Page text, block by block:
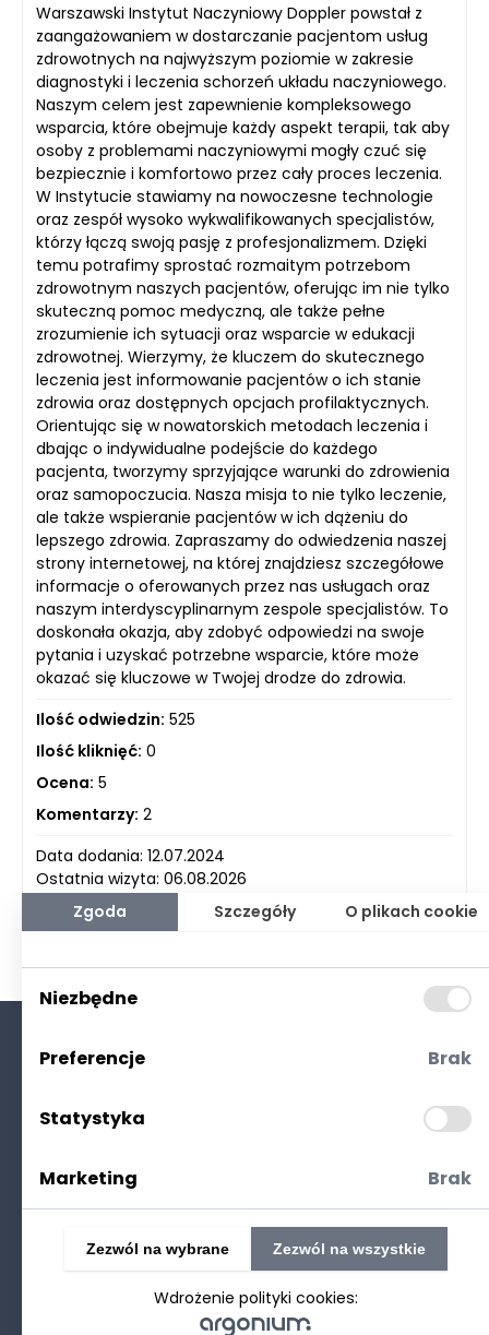
Warszawski Instytut Naczyniowy Doppler powstał z
zaangażowaniem w dostarczanie pacjentom usług
zdrowotnych na najwyższym poziomie w zakresie
diagnostyki i leczenia schorzeń układu naczyniowego.
Naszym celem jest zapewnienie kompleksowego
wsparcia, które obejmuje każdy aspekt terapii, tak aby
osoby z problemami naczyniowymi mogły czuć się
bezpiecznie i komfortowo przez cały proces leczenia.
W Instytucie stawiamy na nowoczesne technologie
oraz zespół wysoko wykwalifikowanych specjalistów,
którzy łączą swoją pasję z profesjonalizmem. Dzięki
temu potrafimy sprostać rozmaitym potrzebom
zdrowotnym naszych pacjentów, oferując im nie tylko
skuteczną pomoc medyczną, ale także pełne
zrozumienie ich sytuacji oraz wsparcie w edukacji
zdrowotnej. Wierzymy, że kluczem do skutecznego
leczenia jest informowanie pacjentów o ich stanie
zdrowia oraz dostępnych opcjach profilaktycznych.
Orientując się w nowatorskich metodach leczenia i
dbając o indywidualne podejście do każdego
pacjenta, tworzymy sprzyjające warunki do zdrowienia
oraz samopoczucia. Nasza misja to nie tylko leczenie,
ale także wspieranie pacjentów w ich dążeniu do
lepszego zdrowia. Zapraszamy do odwiedzenia naszej
strony internetowej, na której znajdziesz szczegółowe
informacje o oferowanych przez nas usługach oraz
naszym interdyscyplinarnym zespole specjalistów. To
doskonała okazja, aby zdobyć odpowiedzi na swoje
pytania i uzyskać potrzebne wsparcie, które może
okazać się kluczowe w Twojej drodze do zdrowia.
Ilość odwiedzin: 525
Ilość kliknięć: 0
Ocena: 5
Komentarzy: 2
Data dodania: 12.07.2024
Ostatnia wizyta: 06.08.2026
Polityka prywatności
©2025 Realizacjastrony www: Technetium.pl
Zgoda Szczegóły O plikach cookie
Niezbędne
Preferencje Brak
Statystyka
Marketing Brak
Wdrożenie polityki cookies:
Zezwól na wybrane Zezwól na wszystkie